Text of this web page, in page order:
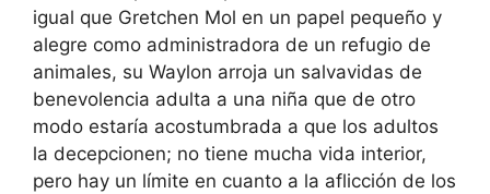
igual que Gretchen Mol en un papel pequeño y
alegre como administradora de un refugio de
animales, su Waylon arroja un salvavidas de
benevolencia adulta a una niña que de otro
modo estaría acostumbrada a que los adultos
la decepcionen; no tiene mucha vida interior,
pero hay un límite en cuanto a la aflicción de los